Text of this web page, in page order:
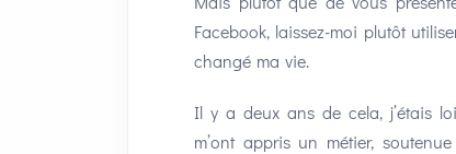
Facebook, laissez-moi plutôt
changé ma vie.
Il y a deux ans de cela, j’étais
m’ont appris un métier,